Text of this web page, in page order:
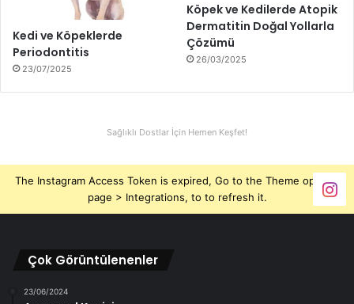
Kedi ve Köpeklerde
Periodontitis
23/07/2025
Köpek ve Kedilerde Atopik
Dermatitin Doğal Yollarla
Çözümü
26/03/2025
Sağlıklı Dostlar İçin Hemen Keşfet!
The Instagram Access Token is expired, Go to the Theme options
page > Integrations, to to refresh it.
Çok Görüntülenenler
23/06/2024